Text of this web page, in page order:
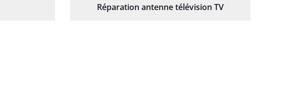
Réparation antenne télévision TV